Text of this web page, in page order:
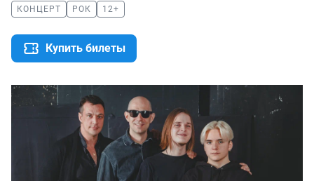
КОНЦЕРТ РОК 12+
Купить билеты